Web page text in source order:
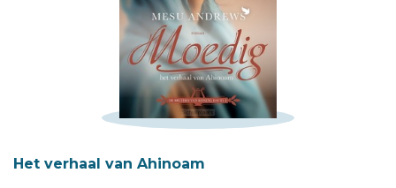
Het verhaal van Ahinoam